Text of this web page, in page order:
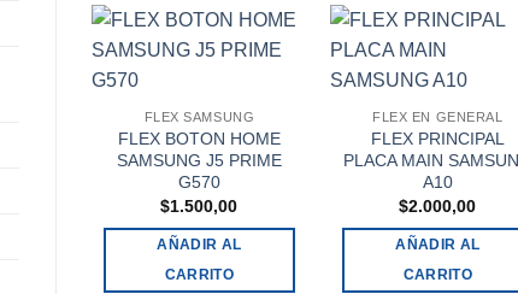
FLEX SAMSUNG
FLEX BOTON HOME
SAMSUNG J5 PRIME
G570
$1.500,00
AÑADIR AL
CARRITO
FLEX EN GENERAL
FLEX PRINCIPAL
PLACA MAIN
A10
$2.000,00
AÑADIR AL
CARRITO